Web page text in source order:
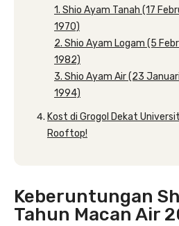
1. Shio Ayam Tanah (17
1970)
2. Shio Ayam Logam (5
1982)
3. Shio Ayam Air (23
1994)
Kost di Grogol Dekat
Rooftop!
Keberuntungan
Tahun Macan Air